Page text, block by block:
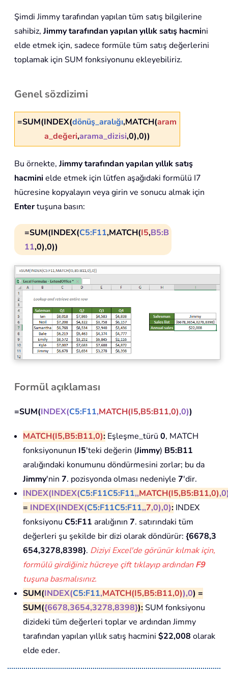
Şimdi Jimmy tarafından yapılan tüm satış bilgilerine
sahibiz, Jimmy tarafından yapılan yıllık satış hacmini
elde etmek için, sadece formüle tüm satış değerlerini
toplamak için SUM fonksiyonunu ekleyebiliriz.
Genel sözdizimi
=SUM(INDEX(dönüş_aralığı,MATCH(aram
a_değeri,arama_dizisi,0),0))
Bu örnekte, Jimmy tarafından yapılan yıllık satış
hacmini elde etmek için lütfen aşağıdaki formülü I7
hücresine kopyalayın veya girin ve sonucu almak için
Entertuşuna basın:
=SUM(INDEX(C5:F11,MATCH(I5,B5:B
11,0),0))
Formül açıklaması
=SUM(INDEX(C5:F11,MATCH(I5,B5:B11,0),0))
MATCH(I5,B5:B11,0): Eşleşme_türü 0, MATCH
fonksiyonunun I5'teki değerin (Jimmy) B5:B11
aralığındaki konumunu döndürmesini zorlar; bu da
Jimmy'nin 7. pozisyonda olması nedeniyle 7'dir.
INDEX(INDEX(C5:F11C5:F11,,MATCH(I5,B5:B11,0)
= INDEX(INDEX(C5:F11C5:F11,,7,0),0): INDEX
fonksiyonu C5:F11 aralığının 7. satırındaki tüm
değerleri şu şekilde bir dizi olarak döndürür: {6678,3
654,3278,8398}. Diziyi Excel'de görünür kılmak için,
formülü girdiğiniz hücreye çift tıklayıp ardındanF9
tuşuna basmalısınız.
SUM(INDEX(C5:F11,MATCH(I5,B5:B11,0)),0) =
SUM({6678,3654,3278,8398}): SUM fonksiyonu
dizideki tüm değerleri toplar ve ardından Jimmy
tarafından yapılan yıllık satış hacmini $22,008 olarak
elde eder.